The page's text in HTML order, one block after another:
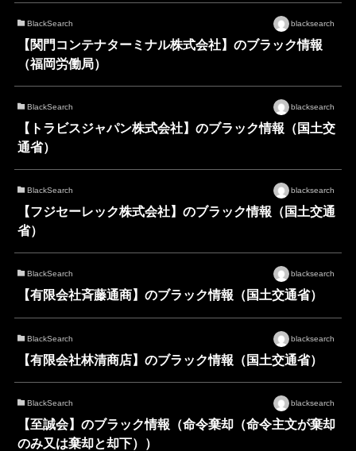
BlackSearch blacksearch
【関門コンテナターミナル株式会社】のブラック情報
（福岡労働局）
BlackSearch blacksearch
【トラビスジャパン株式会社】のブラック情報（国土交
通省）
BlackSearch blacksearch
【フジセーレック株式会社】のブラック情報（国土交通
省）
BlackSearch blacksearch
【有限会社斉藤通商】のブラック情報（国土交通省）
BlackSearch blacksearch
【有限会社林清商店】のブラック情報（国土交通省）
BlackSearch blacksearch
【至誠会】のブラック情報（命令棄却（命令主文が棄却
のみ又は棄却と却下））